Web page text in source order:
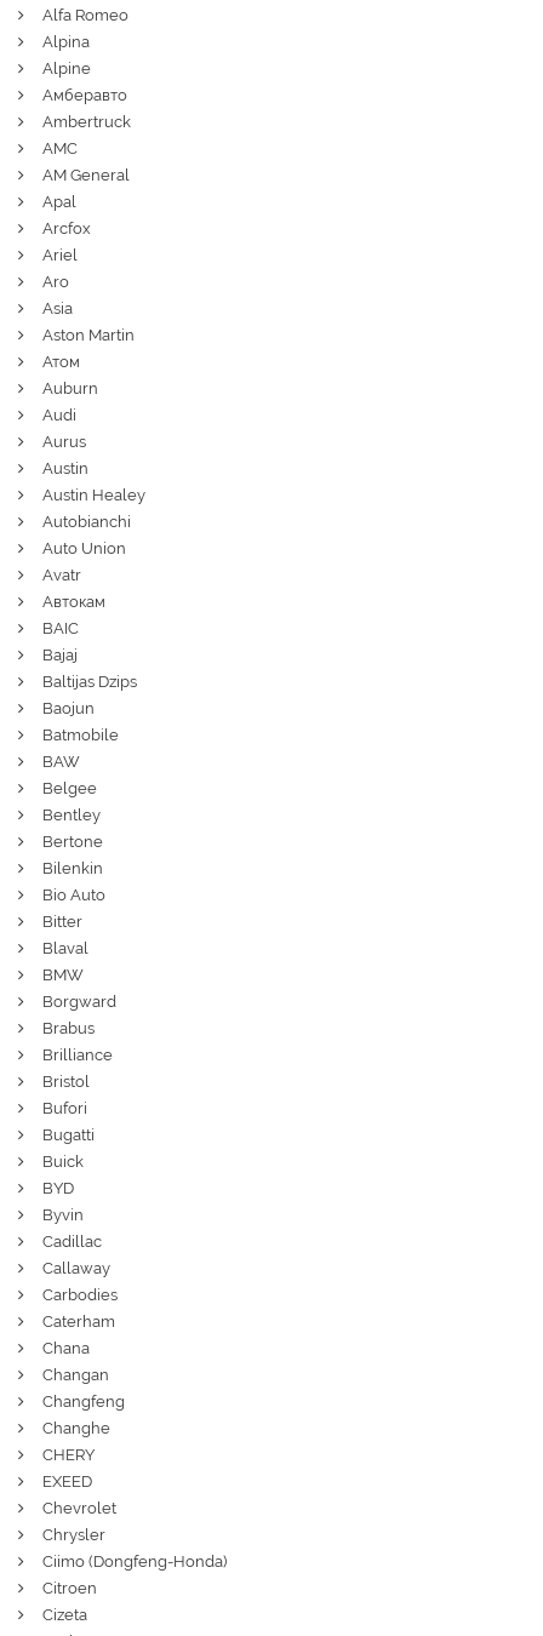
Alfa Romeo
Alpina
Alpine
Амберавто
Ambertruck
AMC
AM General
Apal
Arcfox
Ariel
Aro
Asia
Aston Martin
Атом
Auburn
Audi
Aurus
Austin
Austin Healey
Autobianchi
Auto Union
Avatr
Автокам
BAIC
Bajaj
Baltijas Dzips
Baojun
Batmobile
BAW
Belgee
Bentley
Bertone
Bilenkin
Bio Auto
Bitter
Blaval
BMW
Borgward
Brabus
Brilliance
Bristol
Bufori
Bugatti
Buick
BYD
Byvin
Cadillac
Callaway
Carbodies
Caterham
Chana
Changan
Changfeng
Changhe
CHERY
EXEED
Chevrolet
Chrysler
Ciimo (Dongfeng-Honda)
Citroen
Cizeta